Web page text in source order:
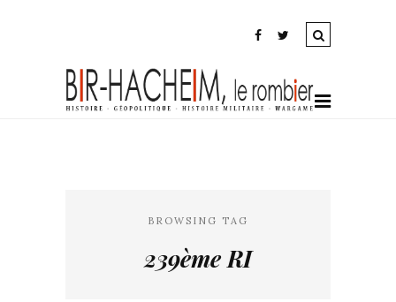
BROWSING TAG
239ème RI